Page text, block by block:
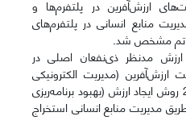
ارزش‌آفرین در پلتفرم‌ها و
منابع انسانی در پلتفرم‌های
تم مشخص شد.
در این پژوهش، 12 ارزش مدنظر ذی‌نفعان اصلی در
حمل‌و‌نقل، 2 قابلیت ارزش‌آفرین (مدیریت الکترونیکی
فرایندها و مدیریت اطلاعات) و 2 روش ایجاد ارزش (بهبود برنامه‌ریزی
مدیریت منابع انسانی استخراج